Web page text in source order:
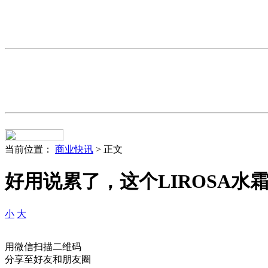
当前位置： 商业快讯 > 正文
好用说累了，这个LIROSA水
小 大
用微信扫描二维码
分享至好友和朋友圈